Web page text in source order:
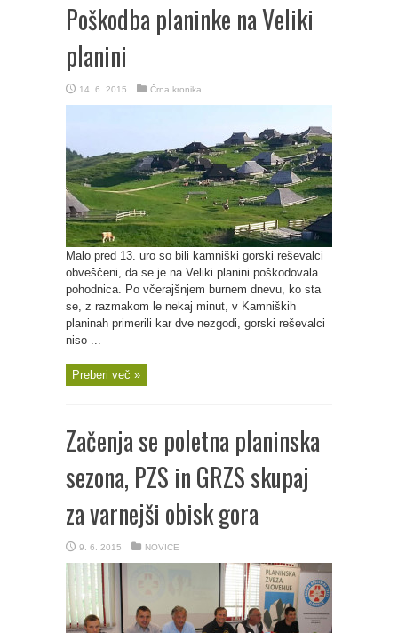
Poškodba planinke na Veliki
planini
14. 6. 2015 Črna kronika
Malo pred 13. uro so bili kamniški gorski reševalci
obveščeni, da se je na Veliki planini poškodovala
pohodnica. Po včerajšnjem burnem dnevu, ko sta
se, z razmakom le nekaj minut, v Kamniških
planinah primerili kar dve nezgodi, gorski reševalci
niso ...
Preberi več »
Začenja se poletna planinska
sezona, PZS in GRZS skupaj
za varnejši obisk gora
9. 6. 2015 NOVICE